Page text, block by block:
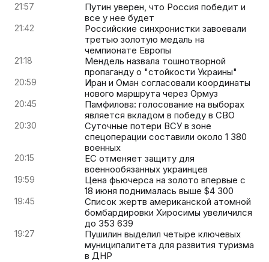
21:57
Путин уверен, что Россия победит и
все у нее будет
21:42
Российские синхронистки завоевали
третью золотую медаль на
чемпионате Европы
21:18
Мендель назвала тошнотворной
пропаганду о "стойкости Украины"
20:59
Иран и Оман согласовали координаты
нового маршрута через Ормуз
20:45
Памфилова: голосование на выборах
является вкладом в победу в СВО
20:30
Суточные потери ВСУ в зоне
спецоперации составили около 1 380
военных
20:15
ЕС отменяет защиту для
военнообязанных украинцев
19:59
Цена фьючерса на золото впервые с
18 июня поднималась выше $4 300
19:45
Список жертв американской атомной
бомбардировки Хиросимы увеличился
до 353 639
19:27
Пушилин выделил четыре ключевых
муниципалитета для развития туризма
в ДНР